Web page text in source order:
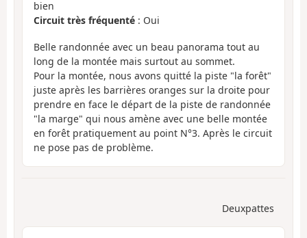
bien
Circuit très fréquenté : Oui
Belle randonnée avec un beau panorama tout au
long de la montée mais surtout au sommet.
Pour la montée, nous avons quitté la piste "la forêt"
juste après les barrières oranges sur la droite pour
prendre en face le départ de la piste de randonnée
"la marge" qui nous amène avec une belle montée
en forêt pratiquement au point N°3. Après le circuit
ne pose pas de problème.
Deuxpattes